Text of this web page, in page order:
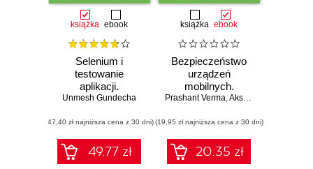
książka ebook
Selenium i
testowanie
aplikacji.
Receptury.
Unmesh Gundecha
(47,40 zł najniższa cena z 30 dni)
49.77 zł
książka ebook
Bezpieczeństwo
urządzeń
mobilnych.
Receptury
Prashant Verma,Akshay Dixit
(19,95 zł najniższa cena z 30 dni)
20.35 zł